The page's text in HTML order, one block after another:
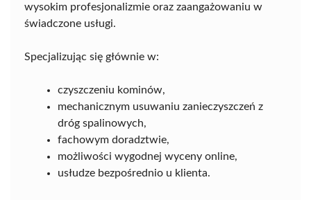
wysokim profesjonalizmie oraz zaangażowaniu w
świadczone usługi.
Specjalizując się głównie w:
czyszczeniu kominów,
mechanicznym usuwaniu zanieczyszczeń z
dróg spalinowych,
fachowym doradztwie,
możliwości wygodnej wyceny online,
usłudze bezpośrednio u klienta.